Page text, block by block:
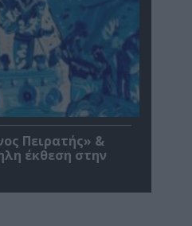
Πειρατής» &
έκθεση στην